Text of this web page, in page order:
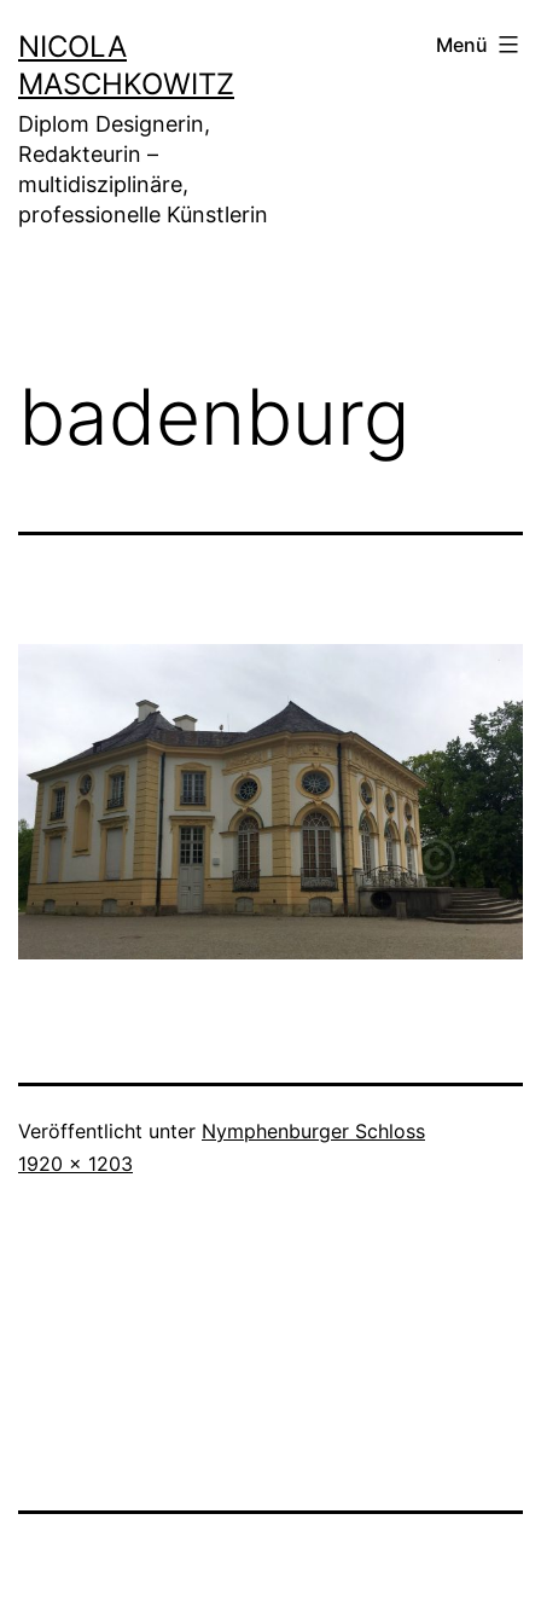
Inhalt
springen
NICOLA
MASCHKOWITZ
Diplom Designerin,
Redakteurin –
multidisziplinäre,
professionelle Künstlerin
Menü
badenburg
Veröffentlicht unter Nymphenburger Schloss
Originalgröße
1920 × 1203